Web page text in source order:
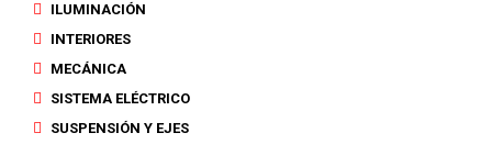
ILUMINACIÓN
INTERIORES
MECÁNICA
SISTEMA ELÉCTRICO
SUSPENSIÓN Y EJES